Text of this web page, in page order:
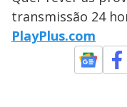
M
u
transmissão 24
PlayPlus.com